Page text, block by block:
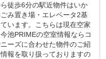
徒歩6分の駅近物件はいか
み置き場・エレベータ2基
います。こちらは現在空家
池PRIMEの空室情報ならコ
ーズに合わせた物件のご紹
報を取り扱っておりますの